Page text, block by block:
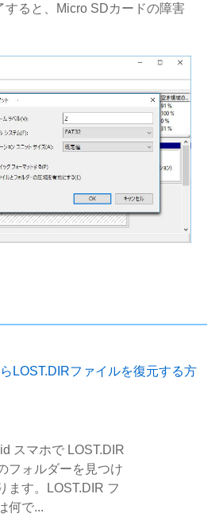
すると、Micro SDカードの障害
LOST.DIRファイルを復元する方
スマホで LOST.DIR
フォルダーを見つけ
ます。LOST.DIR フ
何で...